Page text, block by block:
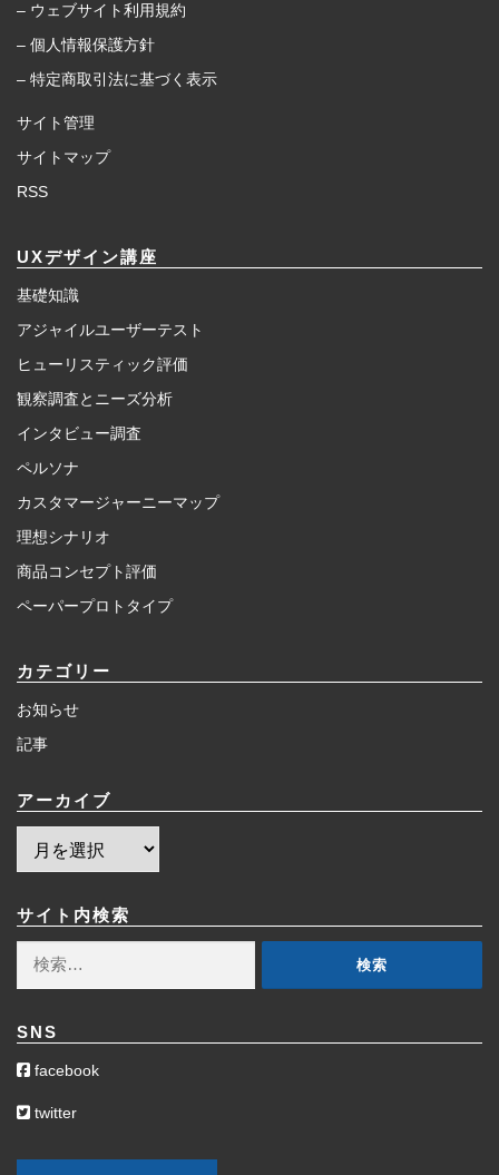
– ウェブサイト利用規約
– 個人情報保護方針
– 特定商取引法に基づく表示
サイト管理
サイトマップ
RSS
UXデザイン講座
基礎知識
アジャイルユーザーテスト
ヒューリスティック評価
観察調査とニーズ分析
インタビュー調査
ペルソナ
カスタマージャーニーマップ
理想シナリオ
商品コンセプト評価
ペーパープロトタイプ
カテゴリー
お知らせ
記事
アーカイブ
イ
ブ
サイト内検索
SNS
facebook
twitter